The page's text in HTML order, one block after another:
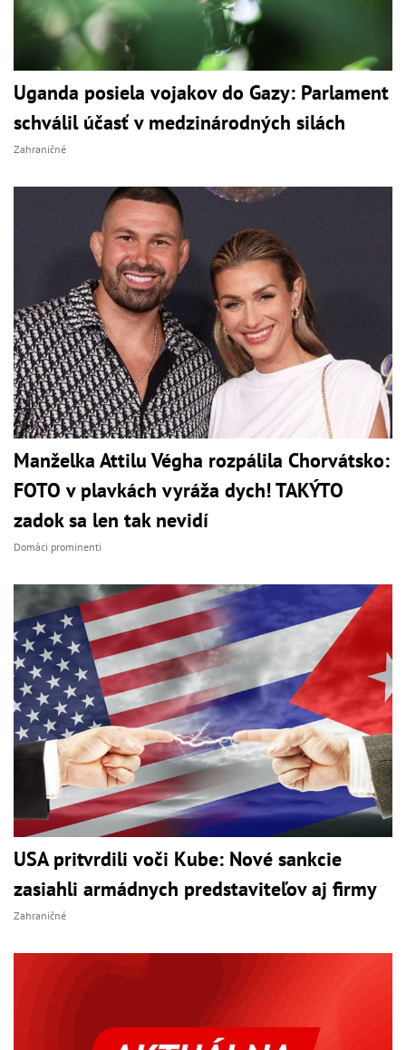
Uganda posiela vojakov do Gazy: Parlament
schválil účasť v medzinárodných silách
Zahraničné
Manželka Attilu Végha rozpálila Chorvátsko:
FOTO v plavkách vyráža dych! TAKÝTO
zadok sa len tak nevidí
Domáci prominenti
USA pritvrdili voči Kube: Nové sankcie
zasiahli armádnych predstaviteľov aj firmy
Zahraničné